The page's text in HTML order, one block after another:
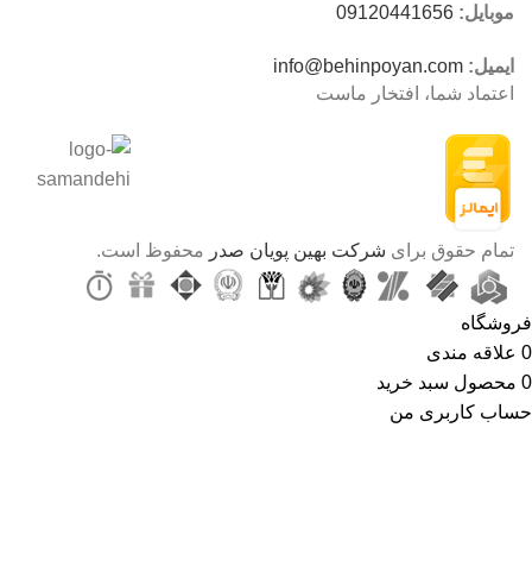
موبایل: 09120441656
ایمیل: info@behinpoyan.com
اعتماد شما، افتخار ماست
تمام حقوق برای شرکت بهین پویان صدر محفوظ است.
فروشگاه
0 علاقه مندی
0 محصول سبد خرید
حساب کاربری من